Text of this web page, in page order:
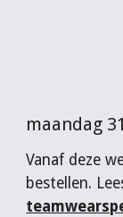
maandag
Vanaf deze
bestellen.